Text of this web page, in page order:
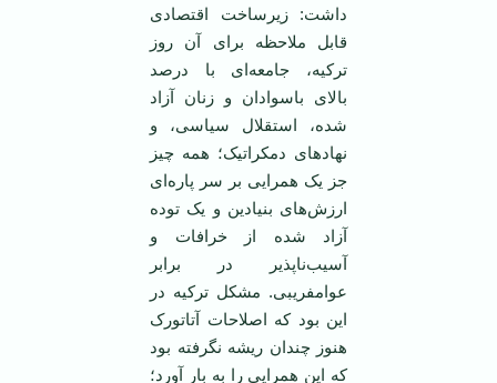
داشت: زیر‌ساخت اقتصادی
قابل ملاحظه برای آن روز
ترکیه، جامعه‌ای با درصد
بالای با‌سوادان و زنان آزاد
شده، استقلال سیاسی، و
نهاد‌های دمکراتیک؛ همه چیز
جز یک همرایی بر سر پاره‌ای
ارزش‌های بنیادین و یک توده
آزاد شده از خرافات و
آسیب‌ناپذیر در برابر
عوامفریبی. مشکل ترکیه در
این بود که اصلاحات آتاتورک
هنوز چندان ریشه نگرفته بود
که این همرایی را به بار آورد؛